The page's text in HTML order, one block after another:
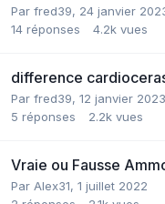
Par fred39, 24 janvier
14 réponses 4.2k vues
difference
Par fred39, 12 janvier 2023
5 réponses 2.2k vues
Vraie ou Fausse
Par Alex31, 1 juillet 2022